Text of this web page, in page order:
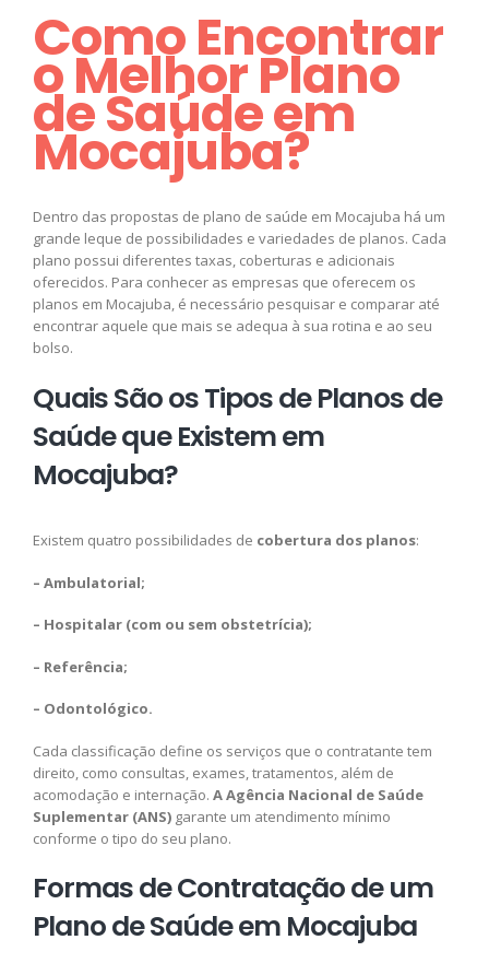
Como Encontrar
o Melhor Plano
de Saúde em
Mocajuba?
Dentro das propostas de plano de saúde em Mocajuba há um
grande leque de possibilidades e variedades de planos. Cada
plano possui diferentes taxas, coberturas e adicionais
oferecidos. Para conhecer as empresas que oferecem os
planos em Mocajuba, é necessário pesquisar e comparar até
encontrar aquele que mais se adequa à sua rotina e ao seu
bolso.
Quais São os Tipos de Planos de
Saúde que Existem em
Mocajuba?
Existem quatro possibilidades de cobertura dos planos:
– Ambulatorial;
– Hospitalar (com ou sem obstetrícia);
– Referência;
– Odontológico.
Cada classificação define os serviços que o contratante tem
direito, como consultas, exames, tratamentos, além de
acomodação e internação. A Agência Nacional de Saúde
Suplementar (ANS) garante um atendimento mínimo
conforme o tipo do seu plano.
Formas de Contratação de um
Plano de Saúde em Mocajuba